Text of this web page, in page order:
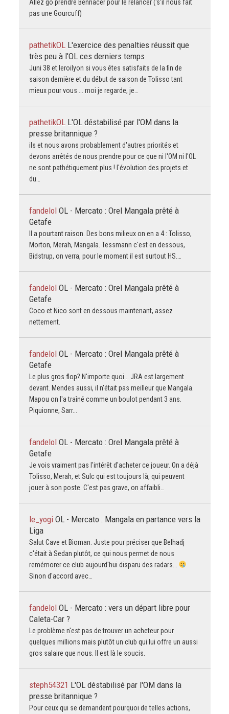
Allez go prendre Bennacer pour le relancer (‘s’il nous fait
pas une Gourcuff)
pathetikOL L'exercice des penalties réussit que
très peu à l'OL ces derniers temps
Juni 38 et leroilyon si vous êtes satisfaits de la fin de
saison dernière et du début de saison de Tolisso tant
mieux pour vous ... moi je regarde, je…
pathetikOL L'OL déstabilisé par l'OM dans la
presse britannique ?
ils et nous avons probablement d'autres priorités et
devons arrêtés de nous prendre pour ce que ni l'OM ni l'OL
ne sont pathétiquement plus ! l'évolution des projets et
du…
fandelol OL - Mercato : Orel Mangala prêté à
Getafe
Il a pourtant raison. Des bons milieux on en a 4 : Tolisso,
Morton, Merah, Mangala. Tessmann c'est en dessous,
Bidstrup, on verra, pour le moment il est surtout HS.…
fandelol OL - Mercato : Orel Mangala prêté à
Getafe
Coco et Nico sont en dessous maintenant, assez
nettement.
fandelol OL - Mercato : Orel Mangala prêté à
Getafe
Le plus gros flop? N'importe quoi... JRA est largement
devant. Mendes aussi, il n'était pas meilleur que Mangala.
Mapou on l'a traîné comme un boulot pendant 3 ans.
Piquionne, Sarr...
fandelol OL - Mercato : Orel Mangala prêté à
Getafe
Je vois vraiment pas l'intérêt d'acheter ce joueur. On a déjà
Tolisso, Merah, et Sulc qui est toujours là, qui peuvent
jouer à son poste. C'est pas grave, on affaibli…
le_yogi OL - Mercato : Mangala en partance vers la
Liga
Salut Cave et Bioman. Juste pour préciser que Belhadj
c'était à Sedan plutôt, ce qui nous permet de nous
remémorer ce club aujourd'hui disparu des radars...
Sinon d'accord avec…
fandelol OL - Mercato : vers un départ libre pour
Caleta-Car ?
Le problème n'est pas de trouver un acheteur pour
quelques millions mais plutôt un club qui lui offre un aussi
gros salaire que nous. Il est là le soucis.
steph54321 L'OL déstabilisé par l'OM dans la
presse britannique ?
Pour ceux qui se demandent pourquoi de telles actions,